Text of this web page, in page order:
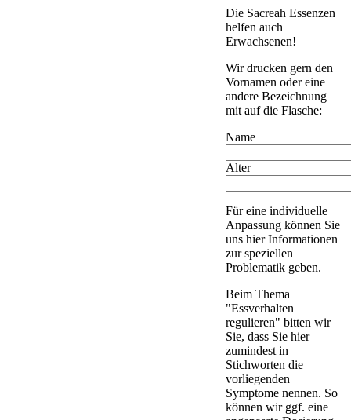
Die Sacreah Essenzen
helfen auch
Erwachsenen!
Wir drucken gern den
Vornamen oder eine
andere Bezeichnung
mit auf die Flasche:
Name
Alter
Für eine individuelle
Anpassung können Sie
uns hier Informationen
zur speziellen
Problematik geben.
Beim Thema
"Essverhalten
regulieren" bitten wir
Sie, dass Sie hier
zumindest in
Stichworten die
vorliegenden
Symptome nennen. So
können wir ggf. eine